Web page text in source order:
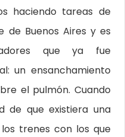
haciendo tareas de
de Buenos Aires y es
que ya fue
un ensanchamiento
el pulmón. Cuando
de que existiera una
trenes con los que